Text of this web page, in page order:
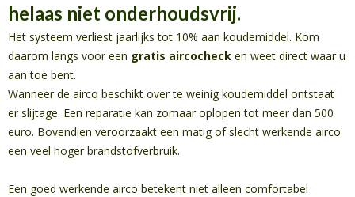
helaas niet onderhoudsvrij.
Het systeem verliest jaarlijks tot 10% aan koudemiddel. Kom
daarom langs voor een gratis aircocheck en weet direct waar u
aan toe bent.
Wanneer de airco beschikt over te weinig koudemiddel ontstaat
er slijtage. Een reparatie kan zomaar oplopen tot meer dan 500
euro. Bovendien veroorzaakt een matig of slecht werkende airco
een veel hoger brandstofverbruik.
Een goed werkende airco betekent niet alleen comfortabel